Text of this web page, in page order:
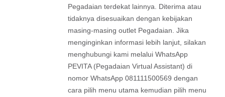
Pegadaian terdekat lainnya. Diterima atau
tidaknya disesuaikan dengan kebijakan
masing-masing outlet Pegadaian. Jika
menginginkan informasi lebih lanjut, silakan
menghubungi kami melalui WhatsApp
PEVITA (Pegadaian Virtual Assistant) di
nomor WhatsApp 081111500569 dengan
cara pilih menu utama kemudian pilih menu